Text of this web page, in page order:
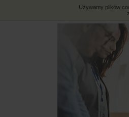
Używamy plików